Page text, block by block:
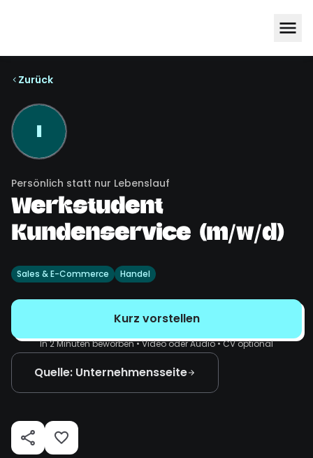
Zurück
I
Persönlich statt nur Lebenslauf
Werkstudent
Kundenservice (m/w/d)
Sales & E-Commerce Handel
Kurz vorstellen
In 2 Minuten beworben • Video oder Audio • CV optional
Quelle: Unternehmensseite